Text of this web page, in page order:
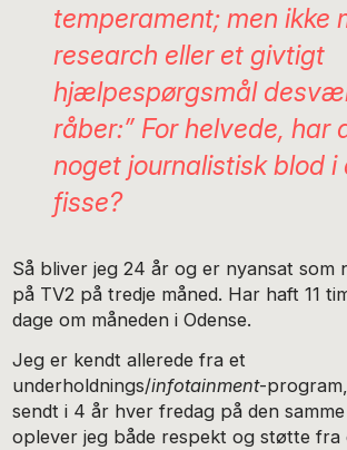
temperament; men ikke
research eller et givtigt
hjælpespørgsmål
råber:” For helvede, har
noget journalistisk blod i
fisse?
Så bliver jeg 24 år og er nyansat som
på TV2 på tredje måned. Har haft 11
dage om måneden i Odense.
Jeg er kendt allerede fra et
underholdnings/infotainment-
sendt i 4 år hver fredag på den
oplever jeg både respekt og støtte fra